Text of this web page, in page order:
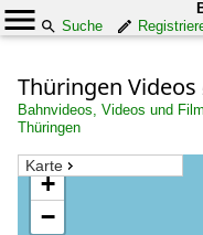
Suche
Thüringen Videos
Bahnvideos, Videos und
Thüringen
Karte
+
−